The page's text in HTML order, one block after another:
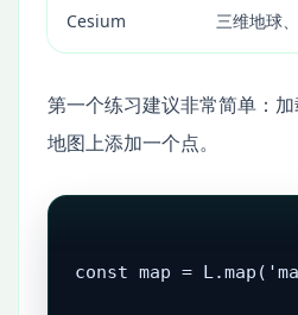
Cesium 三维地球
第一个练习建议非常简单：
地图上添加一个点。
const map =